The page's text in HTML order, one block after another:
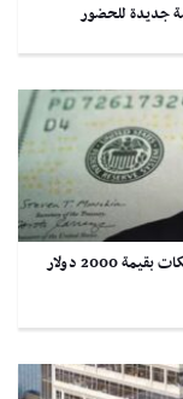
تأكيد جديد من البيت الأبيض: ترامب ماضٍ في صرف شيكات بقيمة 2000 دولار